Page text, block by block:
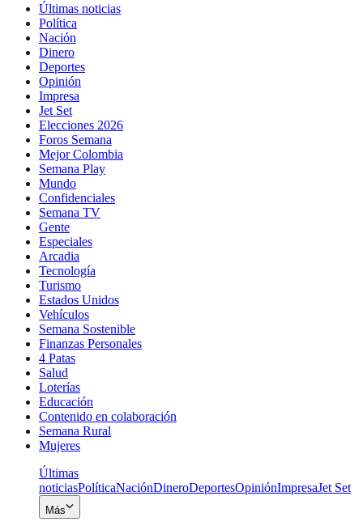
Últimas noticias
Política
Nación
Dinero
Deportes
Opinión
Impresa
Jet Set
Elecciones 2026
Foros Semana
Mejor Colombia
Semana Play
Mundo
Confidenciales
Semana TV
Gente
Especiales
Arcadia
Tecnología
Turismo
Estados Unidos
Vehículos
Semana Sostenible
Finanzas Personales
4 Patas
Salud
Loterías
Educación
Contenido en colaboración
Semana Rural
Mujeres
Últimas
noticiasPolíticaNaciónDineroDeportesOpiniónImpresaJet Set
Más